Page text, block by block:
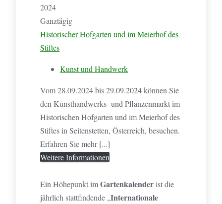
2024
Ganztägig
Historischer Hofgarten und im Meierhof des
Stiftes
Kunst und Handwerk
Vom 28.09.2024 bis 29.09.2024 können Sie
den Kunsthandwerks- und Pflanzenmarkt im
Historischen Hofgarten und im Meierhof des
Stiftes in Seitenstetten, Österreich, besuchen.
Erfahren Sie mehr [...]
Weitere Informationen
Ein Höhepunkt imGartenkalenderist die
jährlich stattfindende „Internationale